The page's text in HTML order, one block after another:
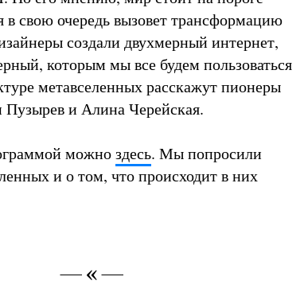
в свою очередь вызовет трансформацию
создали двухмерный интернет,
которым мы все будем пользоваться
метавселенных расскажут пионеры
Пузырев и Алина Черейская.
можноздесь. Мы попросили
и о том, что происходит в них